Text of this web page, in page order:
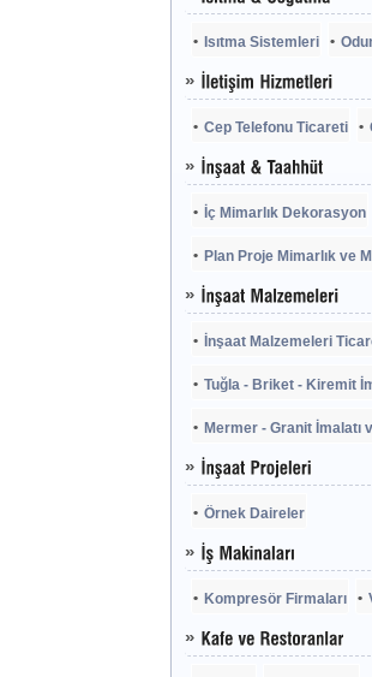
Isıtma Sistemleri
Cep Telefonu Ticareti
İç Mimarlık Dekorasyon
Plan Proje Mimarlık ve
İnşaat Malzemeleri
Tuğla - Briket - Kiremit
Mermer - Granit İmalatı
Örnek Daireler
Kompresör Firmaları